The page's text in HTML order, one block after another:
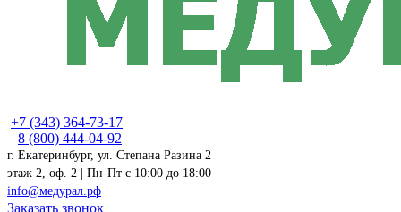
+7 (343) 364-73-17
8 (800) 444-04-92
г. Екатеринбург, ул. Степана Разина 2
этаж 2, оф. 2 | Пн-Пт c 10:00 до 18:00
info@медурал.рф
Заказать звонок